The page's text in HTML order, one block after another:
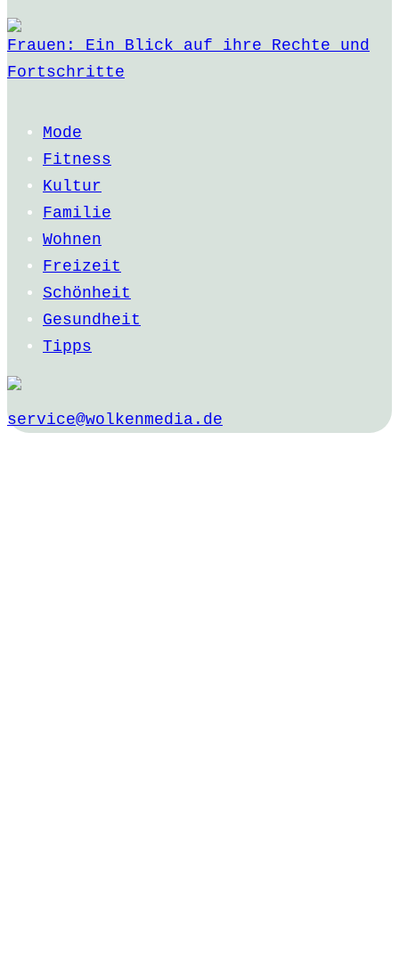
Frauen: Ein Blick auf ihre Rechte und
Fortschritte
Mode
Fitness
Kultur
Familie
Wohnen
Freizeit
Schönheit
Gesundheit
Tipps
service@wolkenmedia.de